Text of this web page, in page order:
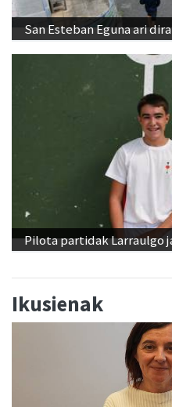
San Esteban Eguna ari
Pilota partidak Larraulgo
Ikusienak